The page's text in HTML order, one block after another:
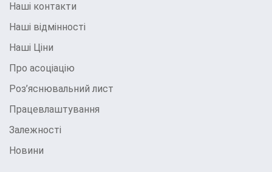
Наші контакти
Наші відмінності
Наші Ціни
Про асоціацію
Роз’яснювальний лист
Працевлаштування
Залежності
Новини